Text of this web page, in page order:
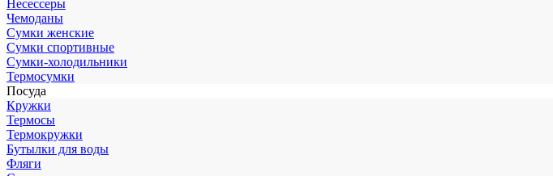
Несессеры
Чемоданы
Сумки женские
Сумки спортивные
Сумки-холодильники
Термосумки
Посуда
Кружки
Термосы
Термокружки
Бутылки для воды
Фляги